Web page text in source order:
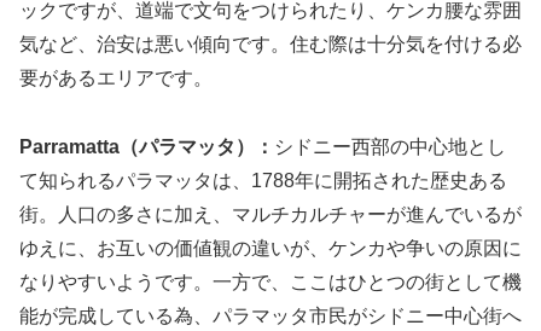
ックですが、道端で文句をつけられたり、ケンカ腰な雰囲
気など、治安は悪い傾向です。住む際は十分気を付ける必
要があるエリアです。
Parramatta（パラマッタ）： シドニー西部の中心地とし
て知られるパラマッタは、1788年に開拓された歴史ある
街。人口の多さに加え、マルチカルチャーが進んでいるが
ゆえに、お互いの価値観の違いが、ケンカや争いの原因に
なりやすいようです。一方で、ここはひとつの街として機
能が完成している為、パラマッタ市民がシドニー中心街へ